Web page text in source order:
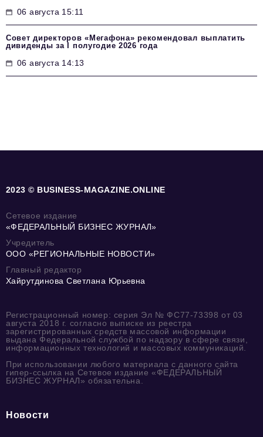
06 августа 15:11
Совет директоров «Мегафона» рекомендовал выплатить
дивиденды за I полугодие 2026 года
06 августа 14:13
2023 © BUSINESS-MAGAZINE.ONLINE
Сетевое издание
«ФЕДЕРАЛЬНЫЙ БИЗНЕС ЖУРНАЛ»
Учредитель
ООО «РЕГИОНАЛЬНЫЕ НОВОСТИ»
Главный редактор
Хайрутдинова Светлана Юрьевна
Регистрационный номер: серия Эл № ФС77-73398 от 03
августа 2018 г. согласно выписке из реестра
зарегистрированных средств массовой информации
выдана Федеральной службой по надзору в сфере связи,
информационных технологий и массовых коммуникаций.
При использовании любого материала с данного сайта
гипер-ссылка на Сетевое издание «ФЕДЕРАЛЬНЫЙ
БИЗНЕС ЖУРНАЛ» обязательна.
Новости